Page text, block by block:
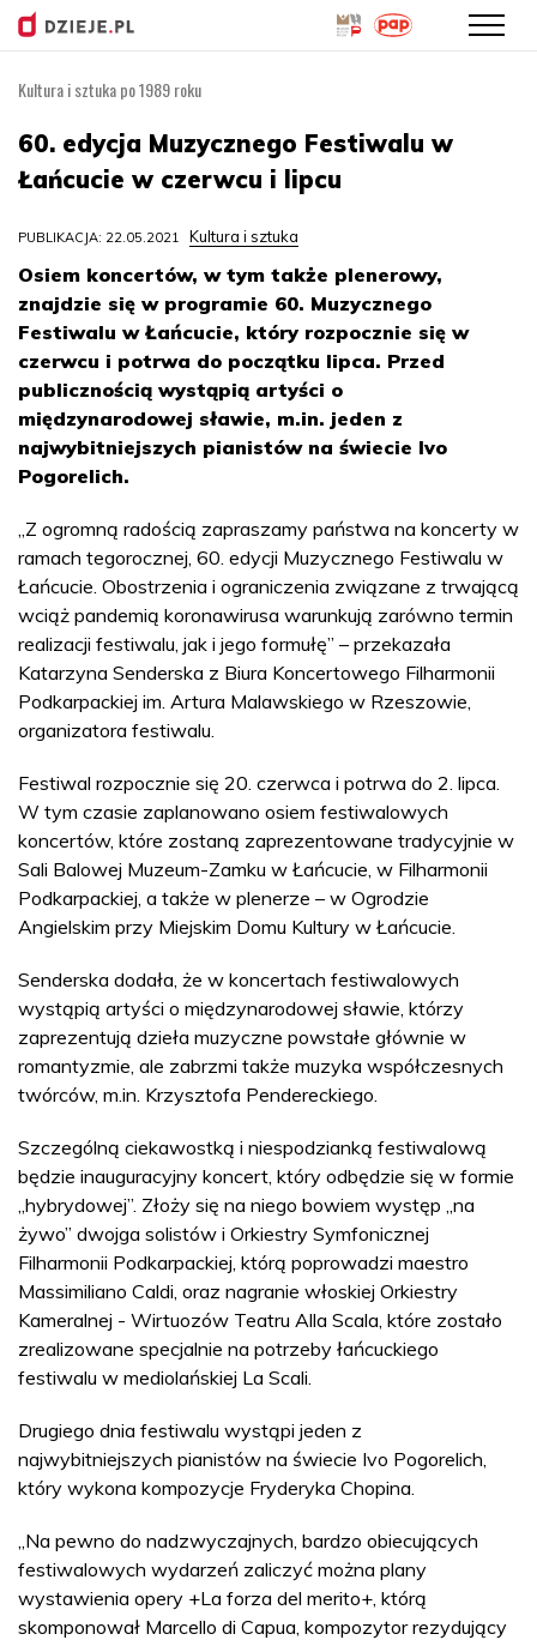
treści
Kultura i sztuka po 1989 roku
60. edycja Muzycznego Festiwalu w
Łańcucie w czerwcu i lipcu
PUBLIKACJA: 22.05.2021 Kultura i sztuka
Osiem koncertów, w tym także plenerowy,
znajdzie się w programie 60. Muzycznego
Festiwalu w Łańcucie, który rozpocznie się w
czerwcu i potrwa do początku lipca. Przed
publicznością wystąpią artyści o
międzynarodowej sławie, m.in. jeden z
najwybitniejszych pianistów na świecie Ivo
Pogorelich.
„Z ogromną radością zapraszamy państwa na koncerty w
ramach tegorocznej, 60. edycji Muzycznego Festiwalu w
Łańcucie. Obostrzenia i ograniczenia związane z trwającą
wciąż pandemią koronawirusa warunkują zarówno termin
realizacji festiwalu, jak i jego formułę” – przekazała
Katarzyna Senderska z Biura Koncertowego Filharmonii
Podkarpackiej im. Artura Malawskiego w Rzeszowie,
organizatora festiwalu.
Festiwal rozpocznie się 20. czerwca i potrwa do 2. lipca.
W tym czasie zaplanowano osiem festiwalowych
koncertów, które zostaną zaprezentowane tradycyjnie w
Sali Balowej Muzeum-Zamku w Łańcucie, w Filharmonii
Podkarpackiej, a także w plenerze – w Ogrodzie
Angielskim przy Miejskim Domu Kultury w Łańcucie.
Senderska dodała, że w koncertach festiwalowych
wystąpią artyści o międzynarodowej sławie, którzy
zaprezentują dzieła muzyczne powstałe głównie w
romantyzmie, ale zabrzmi także muzyka współczesnych
twórców, m.in. Krzysztofa Pendereckiego.
Szczególną ciekawostką i niespodzianką festiwalową
będzie inauguracyjny koncert, który odbędzie się w formie
„hybrydowej”. Złoży się na niego bowiem występ „na
żywo” dwojga solistów i Orkiestry Symfonicznej
Filharmonii Podkarpackiej, którą poprowadzi maestro
Massimiliano Caldi, oraz nagranie włoskiej Orkiestry
Kameralnej - Wirtuozów Teatru Alla Scala, które zostało
zrealizowane specjalnie na potrzeby łańcuckiego
festiwalu w mediolańskiej La Scali.
Drugiego dnia festiwalu wystąpi jeden z
najwybitniejszych pianistów na świecie Ivo Pogorelich,
który wykona kompozycje Fryderyka Chopina.
„Na pewno do nadzwyczajnych, bardzo obiecujących
festiwalowych wydarzeń zaliczyć można plany
wystawienia opery +La forza del merito+, którą
skomponował Marcello di Capua, kompozytor rezydujący